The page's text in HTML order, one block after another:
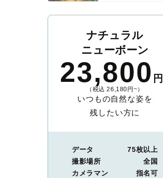
ナチュラル
ニューボーン
23,800
（税込 26,180円~）
いつもの自然な姿を
残したい方に
データ
75枚以上
撮影場所
全国
カメラマン
指名可